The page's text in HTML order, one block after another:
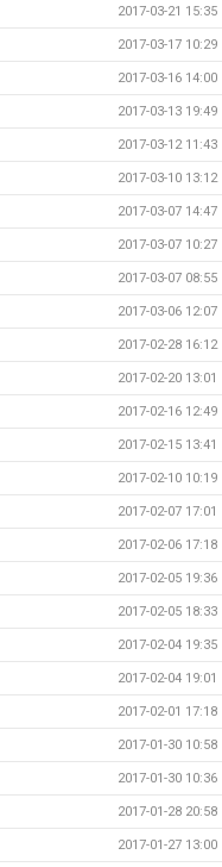
2017-03-21 15:35
2017-03-17 10:29
2017-03-16 14:00
2017-03-13 19:49
2017-03-12 11:43
2017-03-10 13:12
2017-03-07 14:47
2017-03-07 10:27
2017-03-07 08:55
2017-03-06 12:07
2017-02-28 16:12
2017-02-20 13:01
2017-02-16 12:49
2017-02-15 13:41
2017-02-10 10:19
2017-02-07 17:01
2017-02-06 17:18
2017-02-05 19:36
2017-02-05 18:33
2017-02-04 19:35
2017-02-04 19:01
2017-02-01 17:18
2017-01-30 10:58
2017-01-30 10:36
2017-01-28 20:58
2017-01-27 13:00